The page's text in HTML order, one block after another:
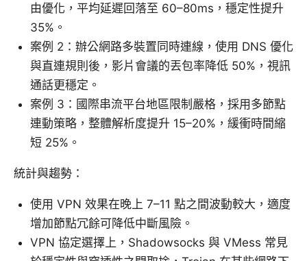
由優化，平均延遲回落至 60–80ms，穩定性提升
35%。
案例 2：辦公網路多裝置同時連線，使用 DNS 優化
與直連規則後，影片會議的丟包率降低 50%，視訊
通話更穩定。
案例 3：國際串流平台地區限制嚴格，採用多節點
連動策略，整體解析度提升 15–20%，緩衝時間縮
短 25%。
統計與趨勢：
使用 VPN 效果在晚上 7–11 點之間波動較大，適度
增加節點冗餘可降低中斷風險。
VPN 協定選擇上，Shadowsocks 與 VMess 常見